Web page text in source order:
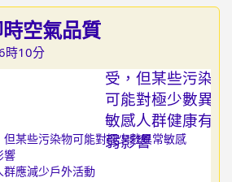
空氣品質
時10分
但某些污染物可能對極少數異常敏感
響
應減少戶外活動